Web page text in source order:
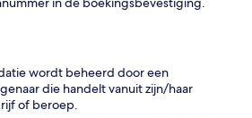
wordt beheerd door een
die handelt vanuit zijn/haar
of beroep.